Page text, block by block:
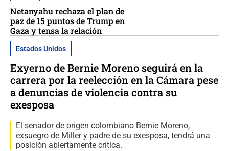
Netanyahu rechaza el plan de
paz de 15 puntos de Trump en
Gaza y tensa la relación
Estados Unidos
Exyerno de Bernie Moreno seguirá en la
carrera por la reelección en la Cámara pese
a denuncias de violencia contra su
exesposa
El senador de origen colombiano Bernie Moreno,
exsuegro de Miller y padre de su exesposa, tendrá una
posición abiertamente crítica.